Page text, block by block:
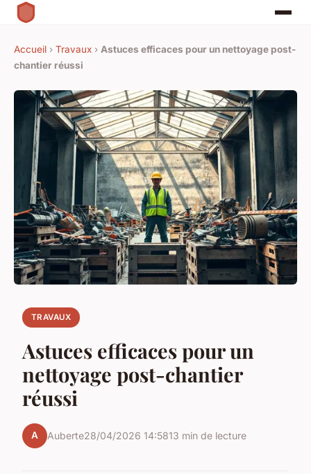
Accueil › Travaux › Astuces efficaces pour un nettoyage post-
chantier réussi
TRAVAUX
Astuces efficaces pour un
nettoyage post-chantier
réussi
A Auberte28/04/2026 14:5813 min de lecture